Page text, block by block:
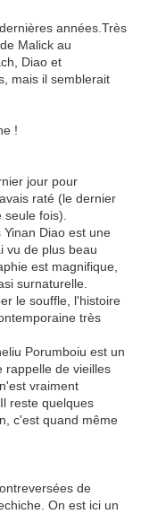
années.Très
Malick au
Diao et
mais il semblerait
!
jour pour
raté (le dernier
fois).
Diao est une
vu de plus beau
est magnifique,
surnaturelle.
le souffle, l'histoire
très
Porumboiu est un
rappelle de vieilles
vraiment
reste quelques
c'est quand même
de
On est ici un